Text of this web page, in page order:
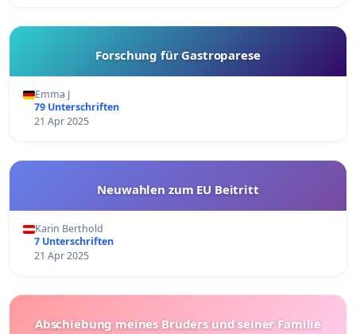
Forschung für Gastroparese
Emma J
79 Unterschriften
21 Apr 2025
Neuwahlen zum EU Beitritt
Karin Berthold
7 Unterschriften
21 Apr 2025
Abschiebung meines Bruders und seiner Familie